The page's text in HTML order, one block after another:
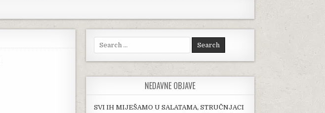
Search for:
NEDAVNE OBJAVE
SVI IH MIJEŠAMO U SALATAMA, STRUČNJACI